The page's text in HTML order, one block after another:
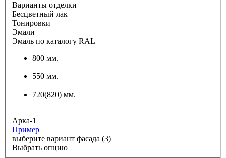
Варианты отделки
Бесцветный лак
Тонировки
Эмали
Эмаль по каталогу RAL
800 мм.
550 мм.
720(820) мм.
Арка-1
Пример
выберите вариант фасада (3)
Выбрать опцию